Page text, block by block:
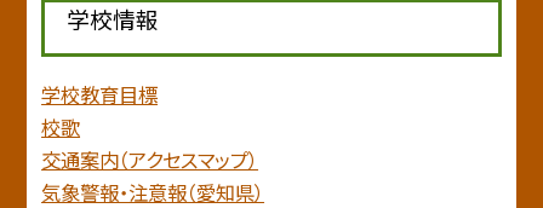
学校情報
学校教育目標
校歌
交通案内（アクセスマップ）
気象警報・注意報（愛知県）